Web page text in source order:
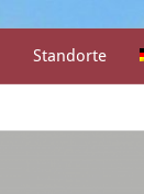
Standorte